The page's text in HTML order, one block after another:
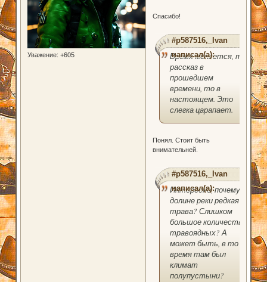
Уважение: +605
Спасибо!
#p587516,_Ivan
написал(а):
Время меняется, то
рассказ в
прошедшем
времени, то в
настоящем. Это
слегка царапает.
Понял. Стоит быть
внимательней.
#p587516,_Ivan
написал(а):
Интересно, почему в
долине реки редкая
трава? Слишком
большое количество
травоядных? А
может быть, в то
время там был
климат
полупустыни?